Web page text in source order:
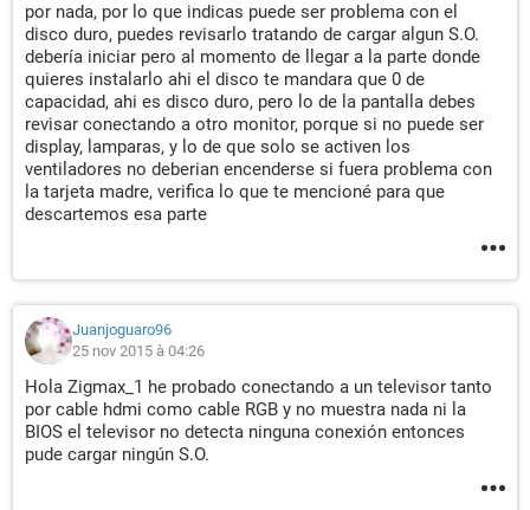
por nada, por lo que indicas puede ser problema con el
disco duro, puedes revisarlo tratando de cargar algun S.O.
debería iniciar pero al momento de llegar a la parte donde
quieres instalarlo ahi el disco te mandara que 0 de
capacidad, ahi es disco duro, pero lo de la pantalla debes
revisar conectando a otro monitor, porque si no puede ser
display, lamparas, y lo de que solo se activen los
ventiladores no deberian encenderse si fuera problema con
la tarjeta madre, verifica lo que te mencioné para que
descartemos esa parte
Juanjoguaro96
25 nov 2015 à 04:26
Hola Zigmax_1 he probado conectando a un televisor tanto
por cable hdmi como cable RGB y no muestra nada ni la
BIOS el televisor no detecta ninguna conexión entonces
pude cargar ningún S.O.